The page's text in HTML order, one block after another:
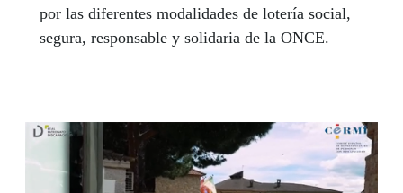
por las diferentes modalidades de lotería social,
segura, responsable y solidaria de la ONCE.